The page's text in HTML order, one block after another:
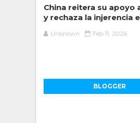
China reitera su apoyo
y rechaza la injerencia
Unknown Feb 11, 2026
BLOGGER